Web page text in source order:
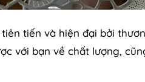
tiến và hiện đại bởi
với bạn về chất lượng,